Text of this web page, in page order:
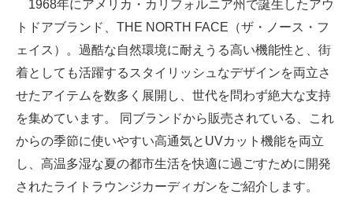
ITの今と未来を見通す
スマホと通信の最新トレンド
進化するPCとデバイスの未来
好きが集まる 比べて選べる
ビジネスと働き方のヒント
AI活用のいまが分かる
1968年にアメリカ・カリフォルニア州で誕生したアウ
トドアブランド、THE NORTH FACE（ザ・ノース・フ
ェイス）。過酷な自然環境に耐えうる高い機能性と、街
着としても活躍するスタイリッシュなデザインを両立さ
せたアイテムを数多く展開し、世代を問わず絶大な支持
を集めています。 同ブランドから販売されている、これ
からの季節に使いやすい高通気とUVカット機能を両立
し、高温多湿な夏の都市生活を快適に過ごすために開発
されたライトラウンジカーディガンをご紹介します。